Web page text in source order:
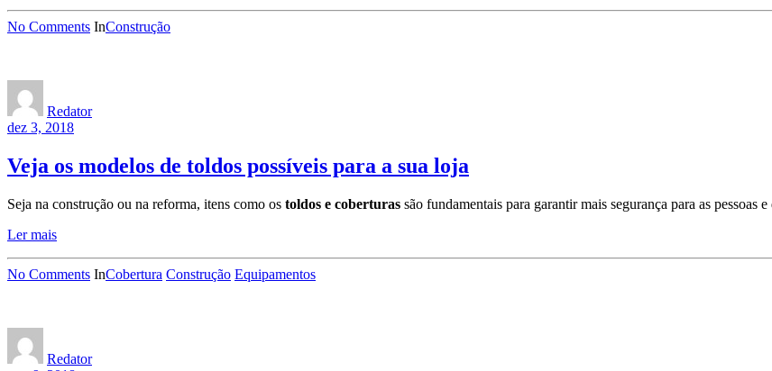
No Comments InConstrução
Redator
dez 3, 2018
Veja os modelos de toldos possíveis para a sua loja
Seja na construção ou na reforma, itens como os toldos e coberturas são fundamentais para garantir mais segurança para as pessoas
Ler mais
No Comments InCobertura Construção Equipamentos
Redator